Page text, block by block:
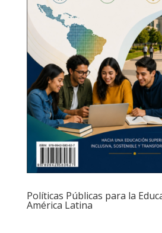
Políticas Públicas para la
América Latina